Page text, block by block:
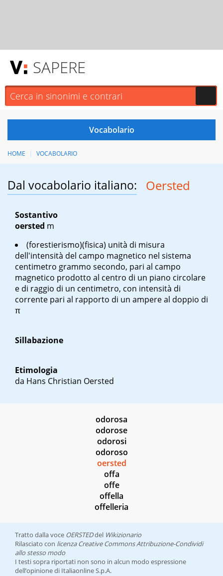
SAPERE
HOME VOCABOLARIO
Dal vocabolario italiano: Oersted
Sostantivo
oersted m
(forestierismo)(fisica) unità di misura
dell'intensità del campo magnetico nel sistema
centimetro grammo secondo, pari al campo
magnetico prodotto al centro di un piano circolare
e di raggio di un centimetro, con intensità di
corrente pari al rapporto di un ampere al doppio di
π
Sillabazione
Etimologia
da Hans Christian Oersted
odorosa
odorose
odorosi
odoroso
oersted
offa
offe
offella
offelleria
Tratto dalla voce OERSTEDdel Wikizionario
Rilasciato con licenza Creative Commons Attribuzione-Condividi
allo stesso modo
I testi sopra riportati non sono in alcun modo espressione
dell’opinione di Italiaonline S.p.A.